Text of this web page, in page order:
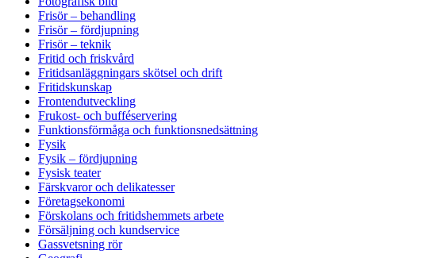
Frisör – behandling
Frisör – fördjupning
Frisör – teknik
Fritid och friskvård
Fritidsanläggningars skötsel och drift
Fritidskunskap
Frontendutveckling
Frukost- och bufféservering
Funktionsförmåga och funktionsnedsättning
Fysik
Fysik – fördjupning
Fysisk teater
Färskvaror och delikatesser
Företagsekonomi
Förskolans och fritidshemmets arbete
Försäljning och kundservice
Gassvetsning rör